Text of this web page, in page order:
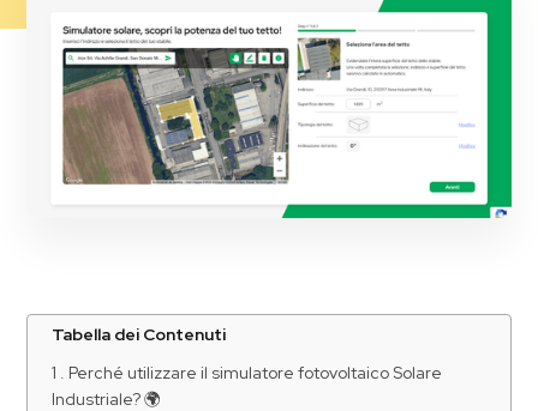
Tabella dei Contenuti
1 . Perché utilizzare il simulatore fotovoltaico Solare
Industriale? 🌍